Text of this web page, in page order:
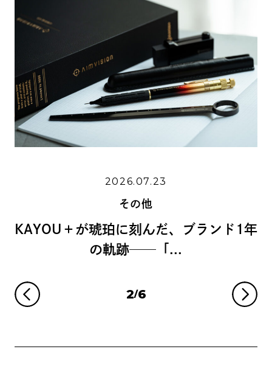
んだ、ブランド1年
リグラフィー
3/6